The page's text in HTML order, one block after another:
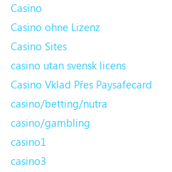
Casino
Casino ohne Lizenz
Casino Sites
casino utan svensk licens
Casino Vklad Přes Paysafecard
casino/betting/nutra
casino/gambling
casino1
casino3